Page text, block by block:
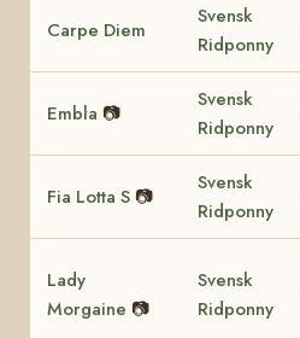
Carpe Diem
Svensk
Ridponny
Embla 📷
Svensk
Ridponny
Fia Lotta S 📷
Svensk
Ridponny
Lady
Morgaine 📷
Svensk
Ridponny